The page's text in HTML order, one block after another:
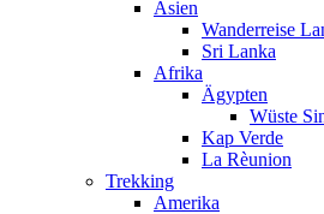
Asien
Wanderreise
Sri Lanka
Afrika
Ägypten
Wüste
Kap Verde
La Rèunion
Trekking
Amerika